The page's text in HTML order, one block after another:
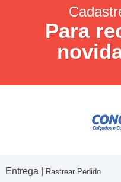
Para
Entrega | Rastrear Pedido